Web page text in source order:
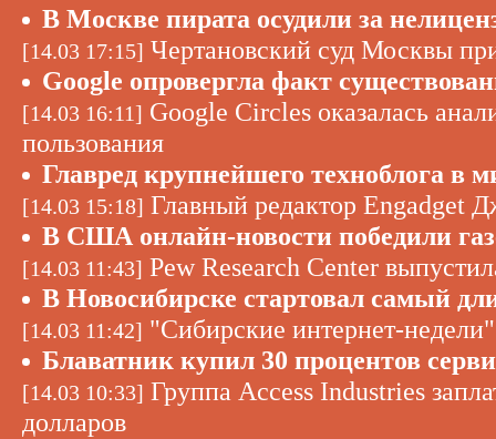
В Москве пирата осудили за
[14.03 17:15] Чертановский суд Москвы
Google опровергла факт
[14.03 16:11] Google Circles оказалась
пользования
Главред крупнейшего техноблога в
[14.03 15:18] Главный редактор Engadget
В США онлайн-новости победили
[14.03 11:43] Pew Research Center
В Новосибирске стартовал самый
[14.03 11:42] "Сибирские интернет-
Блаватник купил 30 процентов
[14.03 10:33] Группа Access Industries
долларов